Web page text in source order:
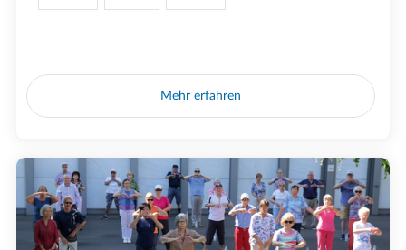
Mehr erfahren